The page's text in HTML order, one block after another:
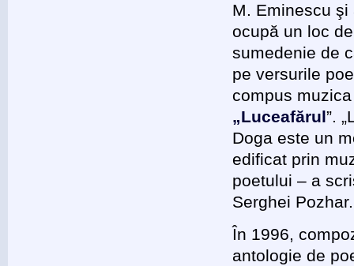
M. Eminescu
ocupă un loc
sumedenie de
pe versurile
compus
„Luceafărul”.
Doga este un
edificat prin
poetului – a
Serghei Pozhar.
În 1996,
antologie de